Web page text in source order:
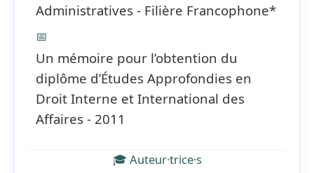
Administratives - Filière Francophone*
📅
Un mémoire pour l’obtention du
diplôme d’Études Approfondies en
Droit Interne et International des
Affaires - 2011
🎓 Auteur·trice·s